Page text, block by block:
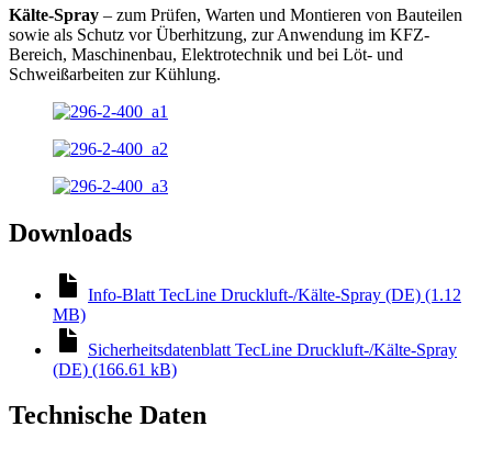
Kälte-Spray – zum Prüfen, Warten und Montieren von Bauteilen
sowie als Schutz vor Überhitzung, zur Anwendung im KFZ-
Bereich, Maschinenbau, Elektrotechnik und bei Löt- und
Schweißarbeiten zur Kühlung.
Downloads
Info-Blatt TecLine Druckluft-/Kälte-Spray (DE) (1.12
MB)
Sicherheitsdatenblatt TecLine Druckluft-/Kälte-Spray
(DE) (166.61 kB)
Technische Daten